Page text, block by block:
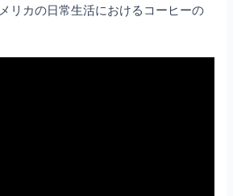
リカの日常生活におけるコーヒーの